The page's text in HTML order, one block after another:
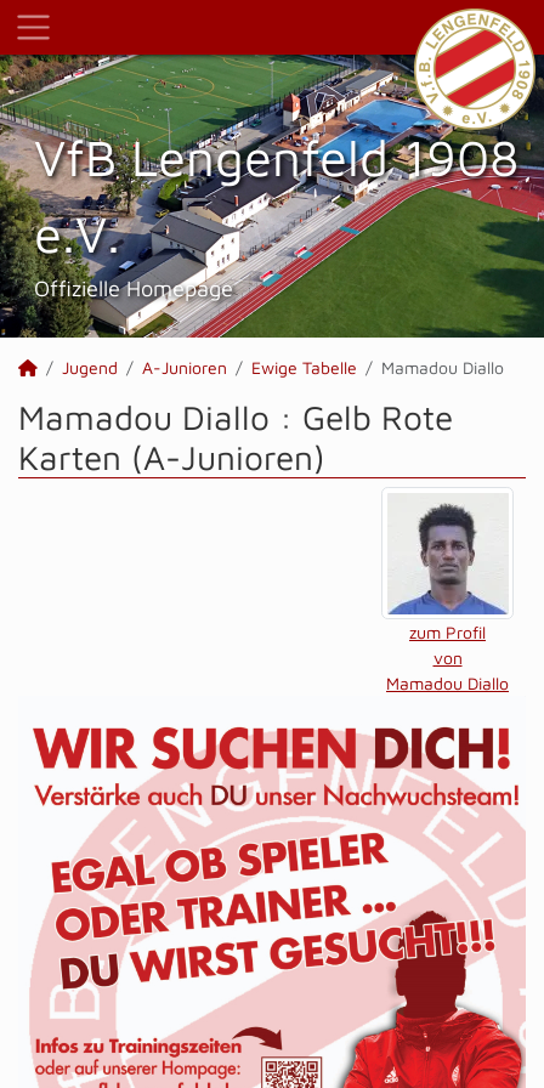
VfB Lengenfeld 1908
e.V.
Offizielle Homepage
Jugend A-Junioren Ewige Tabelle Mamadou Diallo
Mamadou Diallo : Gelb Rote
Karten (A-Junioren)
zum Profil
von
Mamadou Diallo